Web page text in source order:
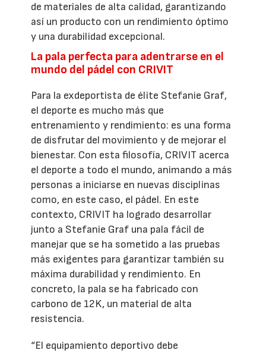
de materiales de alta calidad, garantizando
así un producto con un rendimiento óptimo
y una durabilidad excepcional.
La pala perfecta para adentrarse en el
mundo del pádel con CRIVIT
Para la exdeportista de élite Stefanie Graf,
el deporte es mucho más que
entrenamiento y rendimiento: es una forma
de disfrutar del movimiento y de mejorar el
bienestar. Con esta filosofía, CRIVIT acerca
el deporte a todo el mundo, animando a más
personas a iniciarse en nuevas disciplinas
como, en este caso, el pádel. En este
contexto, CRIVIT ha logrado desarrollar
junto a Stefanie Graf una pala fácil de
manejar que se ha sometido a las pruebas
más exigentes para garantizar también su
máxima durabilidad y rendimiento. En
concreto, la pala se ha fabricado con
carbono de 12K, un material de alta
resistencia.
“El equipamiento deportivo debe